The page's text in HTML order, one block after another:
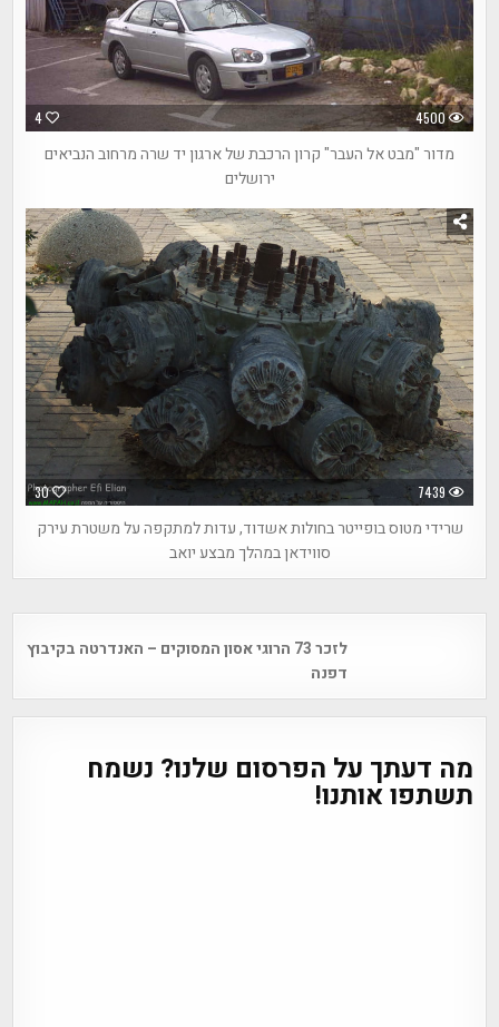
4 4500
מדור "מבט אל העבר" קרון הרכבת של ארגון יד שרה מרחוב הנביאים
ירושלים
30 7439
שרידי מטוס בופייטר בחולות אשדוד, עדות למתקפה על משטרת עירק
סווידאן במהלך מבצע יואב
navigation
לזכר 73 הרוגי אסון המסוקים – האנדרטה בקיבוץ
דפנה
מה דעתך על הפרסום שלנו? נשמח
תשתפו אותנו!